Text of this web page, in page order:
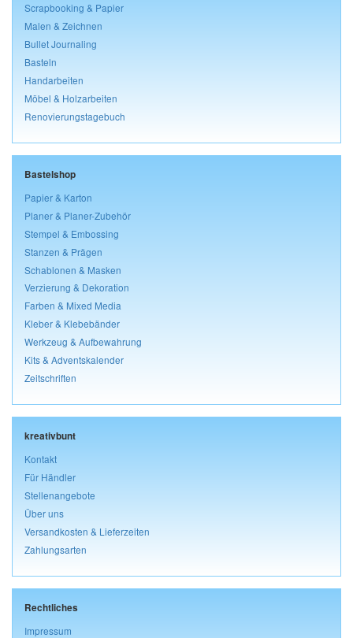
Scrapbooking & Papier
Malen & Zeichnen
Bullet Journaling
Basteln
Handarbeiten
Möbel & Holzarbeiten
Renovierungstagebuch
Bastelshop
Papier & Karton
Planer & Planer-Zubehör
Stempel & Embossing
Stanzen & Prägen
Schablonen & Masken
Verzierung & Dekoration
Farben & Mixed Media
Kleber & Klebebänder
Werkzeug & Aufbewahrung
Kits & Adventskalender
Zeitschriften
kreativbunt
Kontakt
Für Händler
Stellenangebote
Über uns
Versandkosten & Lieferzeiten
Zahlungsarten
Rechtliches
Impressum